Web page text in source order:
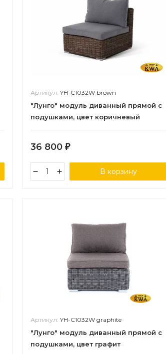
Артикул: YH-C1032W brown
"Лунго" модуль диванный прямой с
подушками, цвет коричневый
36 800 ₽
В корзину
Артикул: YH-C1032W graphite
"Лунго" модуль диванный прямой с
подушками, цвет графит